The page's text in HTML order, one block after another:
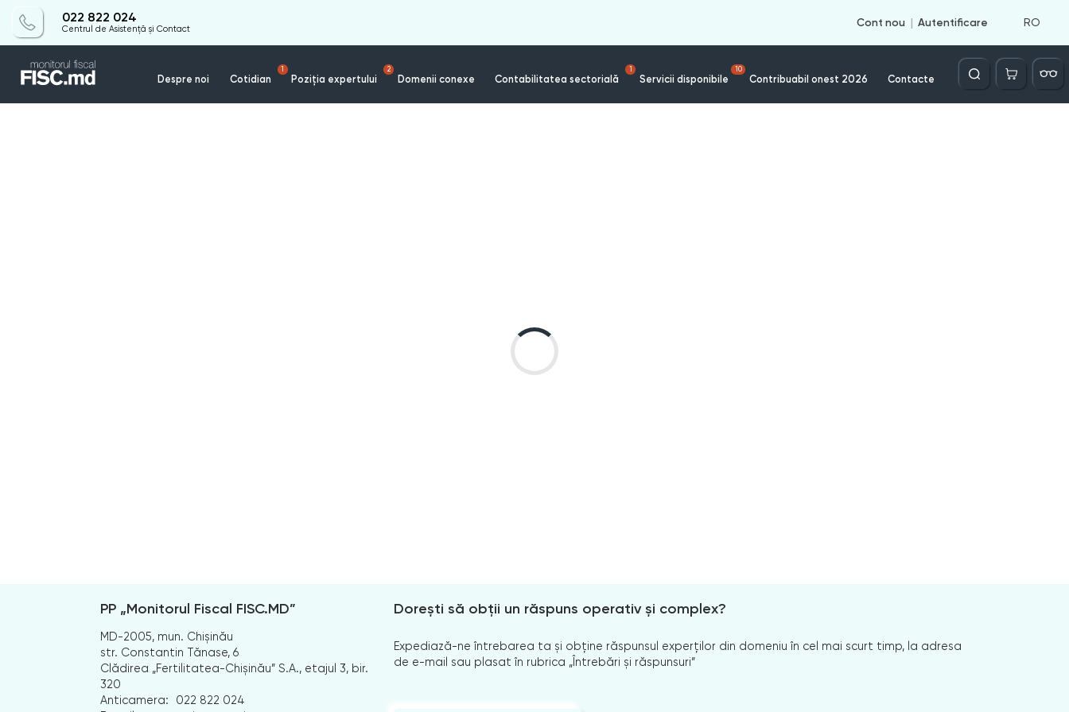
022 822 024
Centrul de Asistență și Contact
Cont nou Autentificare RO
Despre noi Cotidian
1
Poziția expertului
2
Domenii conexe Contabilitatea sectorială
1
Servicii disponibile
10
Contribuabil onest 2026 Contacte
Căutare
PP „Monitorul Fiscal FISC.MD”
MD-2005, mun. Chișinău
str. Constantin Tănase, 6
Clădirea „Fertilitatea-Chișinău” S.A., etajul 3, bir.
320
Anticamera:
022 822 024
Dorești să obții un răspuns operativ și complex?
Expediază-ne întrebarea ta și obține răspunsul experților din domeniu în cel mai scurt timp, la adresa
de e-mail sau plasat în rubrica „Întrebări și răspunsuri”